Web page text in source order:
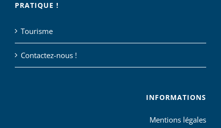
PRATIQUE !
Tourisme
Contactez-nous !
INFORMATIONS
Mentions légales